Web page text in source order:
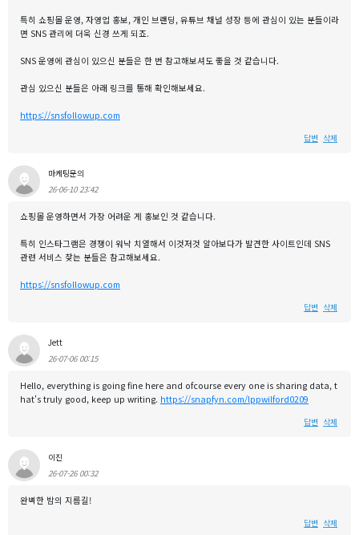
특히 쇼핑몰 운영, 자영업 홍보, 개인 브랜딩, 유튜브 채널 성장 등에 관심이 있는 분들이라
면 SNS 관리에 더욱 신경 쓰게 되죠.
SNS 운영에 관심이 있으신 분들은 한 번 참고해보셔도 좋을 것 같습니다.
관심 있으신 분들은 아래 링크를 통해 확인해보세요.
https://snsfollowup.com
답변 삭제
마케팅문의
26-06-10 23:42
쇼핑몰 운영하면서 가장 어려운 게 홍보인 것 같습니다.
특히 인스타그램은 경쟁이 워낙 치열해서 이것저것 알아보다가 발견한 사이트인데 SNS
관련 서비스 찾는 분들은 참고해보세요.
https://snsfollowup.com
답변 삭제
Jett
26-07-06 00:15
Hello, everything is going fine here and ofcourse every one is sharing data, t
hat's truly good, keep up writing. https://snapfyn.com/lppwilford0209
답변 삭제
이진
26-07-26 00:32
완벽한 밤의 지름길!
답변 삭제